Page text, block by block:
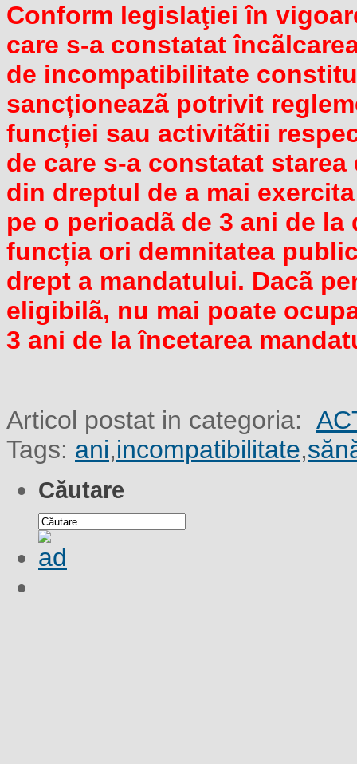
Conform legislaţiei în
care s-a constatat
de incompatibilitate
sancționeazã potrivit
funcției sau activitãtii
de care s-a constatat
din dreptul de a mai
pe o perioadã de 3 ani de
funcția ori demnitatea
drept a mandatului. Dacã
eligibilã, nu mai poate
3 ani de la încetarea
Articol postat in categoria:
Tags: ani,incompatibilitate,
Căutare